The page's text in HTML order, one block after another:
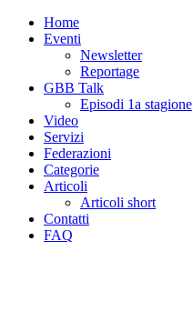
Home
Eventi
Newsletter
Reportage
GBB Talk
Episodi 1a stagione
Video
Servizi
Federazioni
Categorie
Articoli
Articoli short
Contatti
FAQ